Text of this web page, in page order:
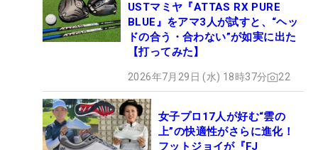
USTマミヤ『ATTAS RX PURE
BLUE』をアマ3人が試すと、“ヘッ
ドの合う・合わない”が如実に出た
【打ってみた】
2026年7月29日 (水) 18時37分 22
女子プロ17人が好む“雲の
上”の快適性がさらに進化！
フットジョイが『FJ